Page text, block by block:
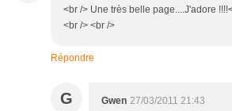
<br /> Une très belle page....J'adore
<br /> <br />
Répondre
G Gwen 27/03/2011 21:43